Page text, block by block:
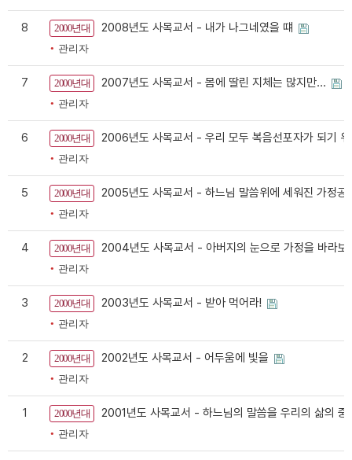
8 2000년대 2008년도 사목교서 - 내가 나그네였을 떄
관리자
7 2000년대 2007년도 사목교서 - 몸에 딸린 지체는 많지만...
관리자
6 2000년대 2006년도 사목교서 - 우리 모두 복음선포자가 되기
관리자
5 2000년대 2005년도 사목교서 - 하느님 말씀위에 세워진 가정공
관리자
4 2000년대 2004년도 사목교서 - 아버지의 눈으로 가정을 바라
관리자
3 2000년대 2003년도 사목교서 - 받아 먹어라!
관리자
2 2000년대 2002년도 사목교서 - 어두움에 빛을
관리자
1 2000년대 2001년도 사목교서 - 하느님의 말씀을 우리의 삶의
관리자